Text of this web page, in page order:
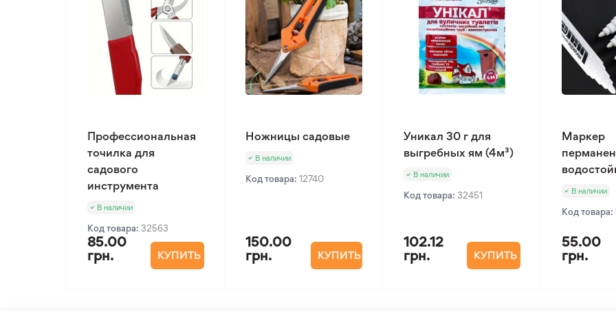
Профессиональная
точилка для
садового
инструмента
В наличии
Код товара: 32563
85.00
грн.
КУПИТЬ
Ножницы садовые
В наличии
Код товара: 12740
150.00
грн.
КУПИТЬ
Уникал 30 г для
выгребных ям (4м³)
В наличии
Код товара: 32451
102.12
грн.
КУПИТЬ
Маркер
В наличии
Код товара:
55.00
грн.